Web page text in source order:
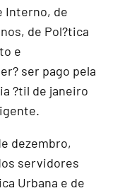
Interno, de
de Pol?tica
e
ser pago pela
?til de janeiro
dezembro,
servidores
Urbana e de